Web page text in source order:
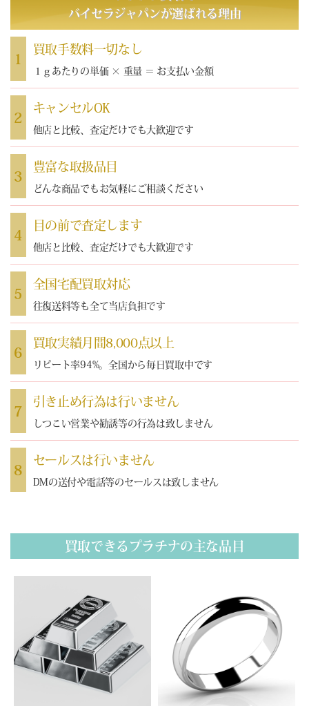
バイセラジャパンが選ばれる理由
1
買取手数料一切なし
１ｇあたりの単価 × 重量 ＝ お支払い金額
2
キャンセルOK
他店と比較、査定だけでも大歓迎です
3
豊富な取扱品目
どんな商品でもお気軽にご相談ください
4
目の前で査定します
他店と比較、査定だけでも大歓迎です
5
全国宅配買取対応
往復送料等も全て当店負担です
6
買取実績月間8,000点以上
リピート率94%。全国から毎日買取中です
7
引き止め行為は行いません
しつこい営業や勧誘等の行為は致しません
8
セールスは行いません
DMの送付や電話等のセールスは致しません
買取できるプラチナの主な品目